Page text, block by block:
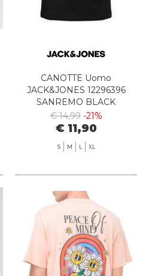
CANOTTE Uomo
JACK&JONES 12296396
SANREMO BLACK
€ 14,99 -21%
€ 11,90
S M L XL